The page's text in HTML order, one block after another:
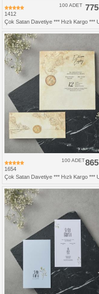
1412
775
100 ADET
1654
865
100 ADET